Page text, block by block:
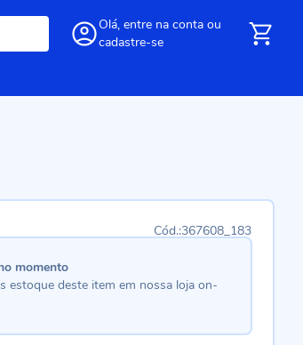
Olá, entre na conta ou
cadastre-se
367608_183
momento
estoque deste item em nossa loja on-